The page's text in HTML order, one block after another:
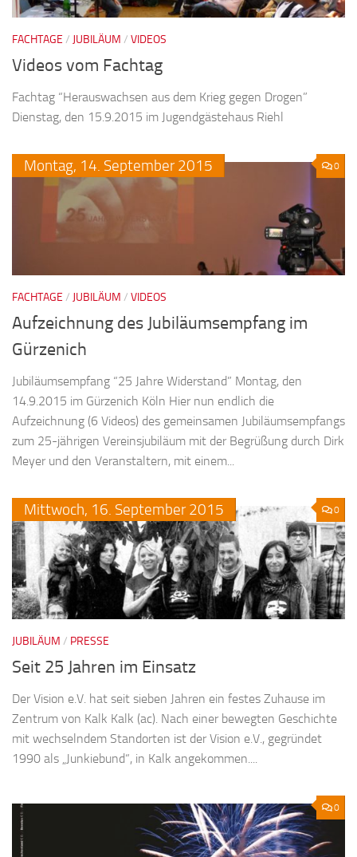
FACHTAGE / JUBILÄUM / VIDEOS
Videos vom Fachtag
Fachtag “Herauswachsen aus dem Krieg gegen Drogen”
Dienstag, den 15.9.2015 im Jugendgästehaus Riehl
0
Montag, 14. September 2015
FACHTAGE / JUBILÄUM / VIDEOS
Aufzeichnung des Jubiläumsempfang im
Gürzenich
Jubiläumsempfang “25 Jahre Widerstand” Montag, den
14.9.2015 im Gürzenich Köln Hier nun endlich die
Aufzeichnung (6 Videos) des gemeinsamen Jubiläumsempfangs
zum 25-jährigen Vereinsjubiläum mit der Begrüßung durch Dirk
Meyer und den Veranstaltern, mit einem...
0
Mittwoch, 16. September 2015
JUBILÄUM / PRESSE
Seit 25 Jahren im Einsatz
Der Vision e.V. hat seit sieben Jahren ein festes Zuhause im
Zentrum von Kalk Kalk (ac). Nach einer bewegten Geschichte
mit wechselndem Standorten ist der Vision e.V., gegründet
1990 als „Junkiebund“, in Kalk angekommen....
0